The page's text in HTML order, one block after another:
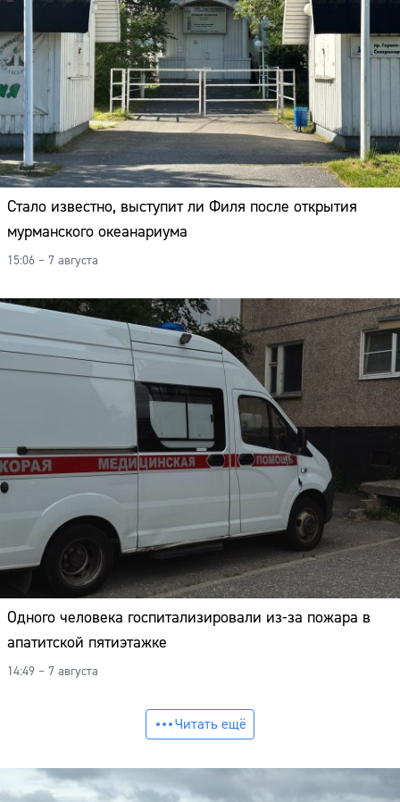
Стало известно, выступит ли Филя после открытия
мурманского океанариума
15:06 – 7 августа
Одного человека госпитализировали из-за пожара в
апатитской пятиэтажке
14:49 – 7 августа
Читать ещё